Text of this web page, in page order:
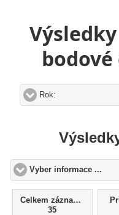
Rok:
Vyber informace ...
Celkem záznamů:
35